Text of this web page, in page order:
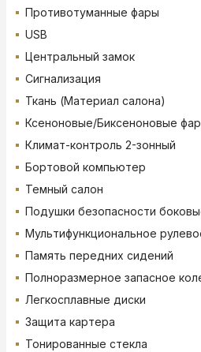
Противотуманные фары
USB
Центральный замок
Сигнализация
Ткань (Материал салона)
Ксеноновые/Биксеноновые
Климат-контроль 2-зонный
Бортовой компьютер
Темный салон
Подушки безопасности
Мультифункциональное
Память передних сидений
Полноразмерное запасное
Легкосплавные диски
Защита картера
Тонированные стекла